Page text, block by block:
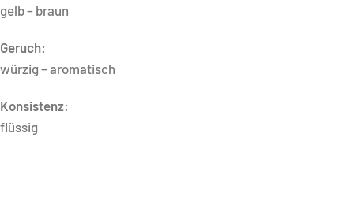
gelb – braun
Geruch:
würzig – aromatisch
Konsistenz:
flüssig